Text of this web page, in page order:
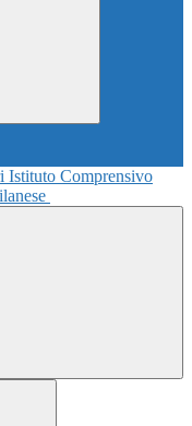
Istituto Comprensivo